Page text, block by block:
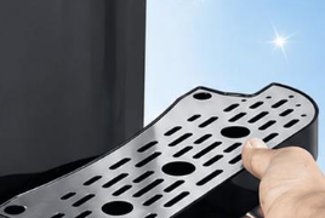
kerusakan untuk melakukan klaim
di Cafeler
Produk
semestinya